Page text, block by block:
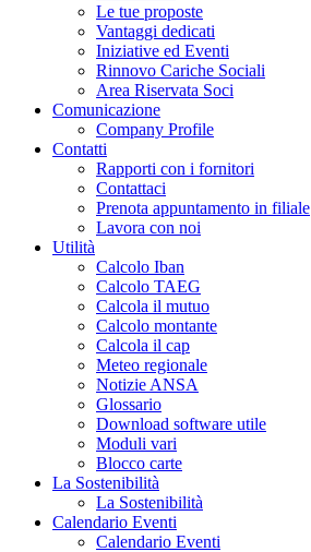
Le tue proposte
Vantaggi dedicati
Iniziative ed Eventi
Rinnovo Cariche Sociali
Area Riservata Soci
Comunicazione
Company Profile
Contatti
Rapporti con i fornitori
Contattaci
Prenota appuntamento in filiale
Lavora con noi
Utilità
Calcolo Iban
Calcolo TAEG
Calcola il mutuo
Calcolo montante
Calcola il cap
Meteo regionale
Notizie ANSA
Glossario
Download software utile
Moduli vari
Blocco carte
La Sostenibilità
La Sostenibilità
Calendario Eventi
Calendario Eventi